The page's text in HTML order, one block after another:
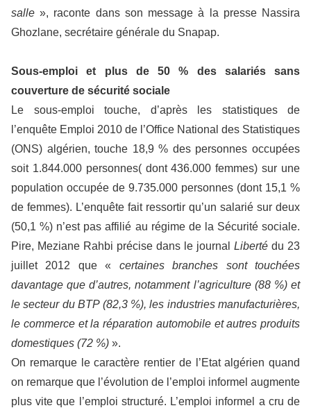
salle», raconte dans son message à la presse Nassira
Ghozlane, secrétaire générale du Snapap.
Sous-emploi et plus de 50 % des salariés sans
couverture de sécurité sociale
Le sous-emploi touche, d’après les statistiques de
l’enquête Emploi 2010 de l’Office National des Statistiques
(ONS) algérien, touche 18,9 % des personnes occupées
soit 1.844.000 personnes( dont 436.000 femmes) sur une
population occupée de 9.735.000 personnes (dont 15,1 %
de femmes). L’enquête fait ressortir qu’un salarié sur deux
(50,1 %) n’est pas affilié au régime de la Sécurité sociale.
Pire, Meziane Rahbi précise dans le journal Liberté du 23
juillet 2012 que « certaines branches sont touchées
davantage que d’autres, notamment l’agriculture (88 %) et
le secteur du BTP (82,3 %), les industries manufacturières,
le commerce et la réparation automobile et autres produits
domestiques (72 %) ».
On remarque le caractère rentier de l’Etat algérien quand
on remarque que l’évolution de l’emploi informel augmente
plus vite que l’emploi structuré. L’emploi informel a cru de